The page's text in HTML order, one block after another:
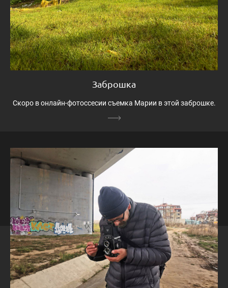
Заброшка
Скоро в онлайн-фотоссесии съемка Марии в этой заброшке.